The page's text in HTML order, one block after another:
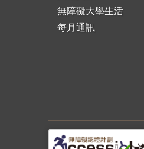
無障礙大學生活
每月通訊